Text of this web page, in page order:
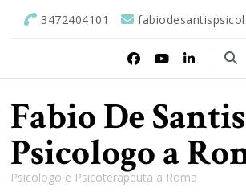
3472404101
Fabio De
Psicologo a
Psicologo e Psicoterapeuta a Roma